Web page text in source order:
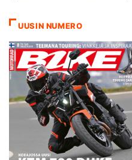
UUSIN NUMERO